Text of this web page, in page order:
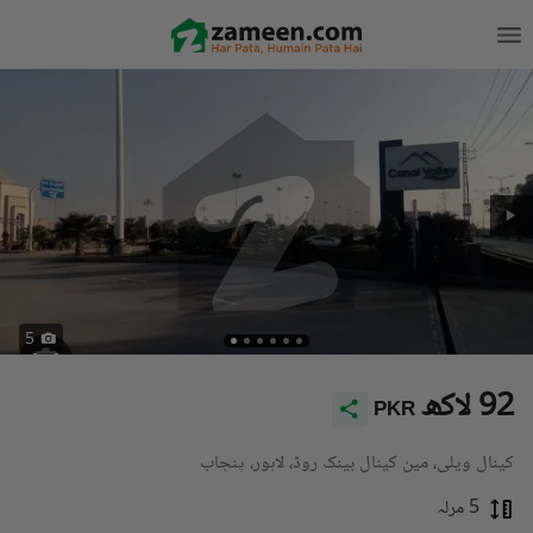
5
PKR 92 لاکھ
کینال ویلی، مین کینال بینک روڈ، لاہور، پنجاب
5 مرلہ